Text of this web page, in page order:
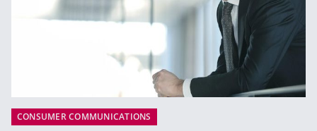
CONSUMER COMMUNICATIONS